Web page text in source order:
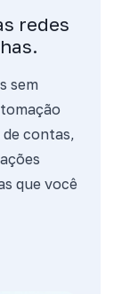
redes
sem
contas,
que você